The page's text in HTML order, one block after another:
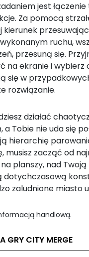
jest
Za pomocą
kierunek
ruchu,
przesuną się.
na ekranie i
się w
rozwiązanie.
działać
a Tobie nie uda się
hierarchię
musisz zacząć od
planszy, nad
dotychczasową
zaludnione miasto
handlową.
GRY CITY MERGE